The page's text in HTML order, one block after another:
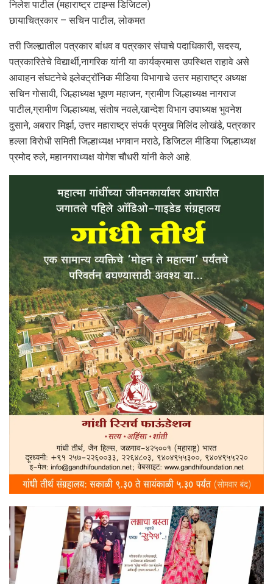
निलेश पाटील (महाराष्ट्र टाइम्स डिजिटल)
छायाचित्रकार – सचिन पाटील, लोकमत
तरी जिल्ह्यातील पत्रकार बांधव व पत्रकार संघाचे पदाधिकारी, सदस्य,
पत्रकारितेचे विद्यार्थी,नागरिक यांनी या कार्यक्रमास उपस्थित राहावे असे
आवाहन संघटनेचे इलेक्ट्रॉनिक मीडिया विभागाचे उत्तर महाराष्ट्र अध्यक्ष
सचिन गोसावी, जिल्हाध्यक्ष भूषण महाजन, ग्रामीण जिल्हाध्यक्ष नागराज
पाटील,ग्रामीण जिल्हाध्यक्ष, संतोष नवले,खान्देश विभाग उपाध्यक्ष भुवनेश
दुसाने, अबरार मिर्झा, उत्तर महाराष्ट्र संपर्क प्रमुख मिलिंद लोखंडे, पत्रकार
हल्ला विरोधी समिती जिल्हाध्यक्ष भगवान मराठे, डिजिटल मीडिया जिल्हाध्यक्ष
प्रमोद रुले, महानगराध्यक्ष योगेश चौधरी यांनी केले आहे.